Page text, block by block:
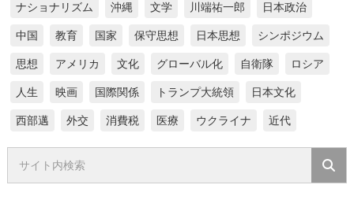
ナショナリズム 沖縄 文学 川端祐一郎 日本政治
中国 教育 国家 保守思想 日本思想 シンポジウム
思想 アメリカ 文化 グローバル化 自衛隊 ロシア
人生 映画 国際関係 トランプ大統領 日本文化
西部邁 外交 消費税 医療 ウクライナ 近代